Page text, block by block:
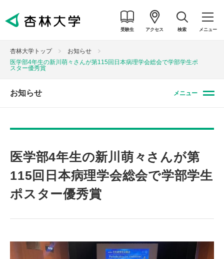
受験生 アクセス 検索 メニュー
杏林大学トップ
お知らせ
医学部4年生の新川萌々さんが第115回日本病理学会総会で学部学生ポ
スター優秀賞
お知らせ メニュー
医学部4年生の新川萌々さんが第
115回日本病理学会総会で学部学生
ポスター優秀賞